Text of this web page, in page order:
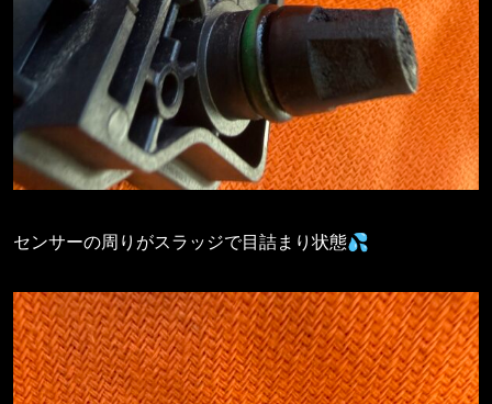
センサーの周りがスラッジで目詰まり状態💦